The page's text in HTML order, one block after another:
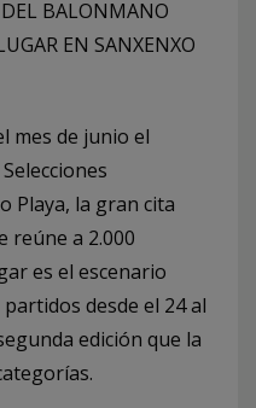
BALONMANO
EN SANXENXO
mes de junio el
Playa, la gran cita
reúne a 2.000
es el escenario
desde el 24 al
edición que la